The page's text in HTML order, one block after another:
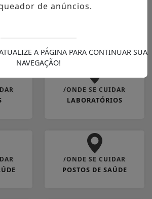
/ONDE SE CUIDAR
LABORATÓRIOS
/ONDE SE CUIDAR
POSTOS DE SAÚDE
de anúncios.
A PÁGINA PARA CONTINUAR SUA
NAVEGAÇÃO!